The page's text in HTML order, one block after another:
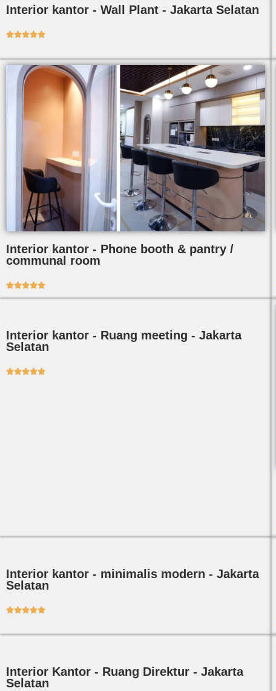
Interior kantor - Wall Plant - Jakarta Selatan

Interior kantor - Phone booth & pantry /
communal room

Interior kantor - Ruang meeting - Jakarta
Selatan

Interior kantor - minimalis modern - Jakarta
Selatan

Interior Kantor - Ruang Direktur - Jakarta
Selatan